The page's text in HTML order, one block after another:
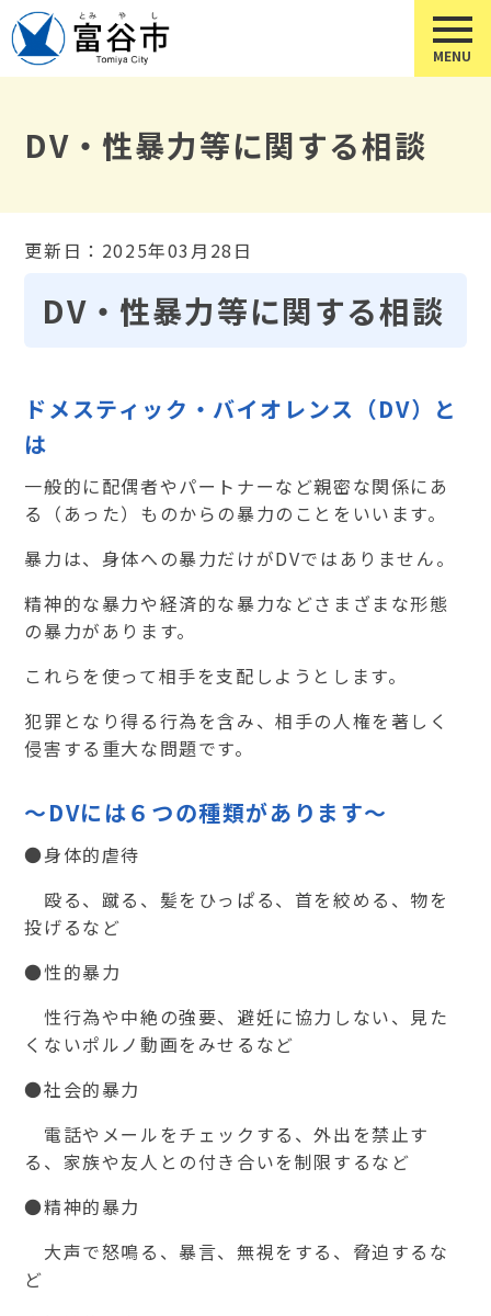
DV・性暴力等に関する相談
更新日：2025年03月28日
DV・性暴力等に関する相談
ドメスティック・バイオレンス（DV）と
は
一般的に配偶者やパートナーなど親密な関係にあ
る（あった）ものからの暴力のことをいいます。
暴力は、身体への暴力だけがDVではありません。
精神的な暴力や経済的な暴力などさまざまな形態
の暴力があります。
これらを使って相手を支配しようとします。
犯罪となり得る行為を含み、相手の人権を著しく
侵害する重大な問題です。
～DVには６つの種類があります～
●身体的虐待
殴る、蹴る、髪をひっぱる、首を絞める、物を
投げるなど
●性的暴力
性行為や中絶の強要、避妊に協力しない、見た
くないポルノ動画をみせるなど
●社会的暴力
電話やメールをチェックする、外出を禁止す
る、家族や友人との付き合いを制限するなど
●精神的暴力
大声で怒鳴る、暴言、無視をする、脅迫するな
ど